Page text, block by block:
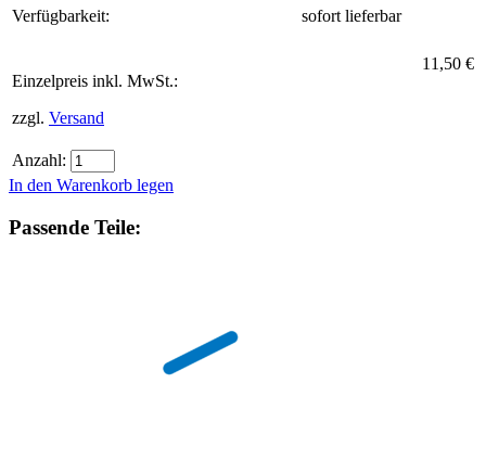
Verfügbarkeit: sofort lieferbar
Einzelpreis inkl. MwSt.:
zzgl. Versand
11,50 €
Anzahl:
In den Warenkorb legen
Passende Teile: